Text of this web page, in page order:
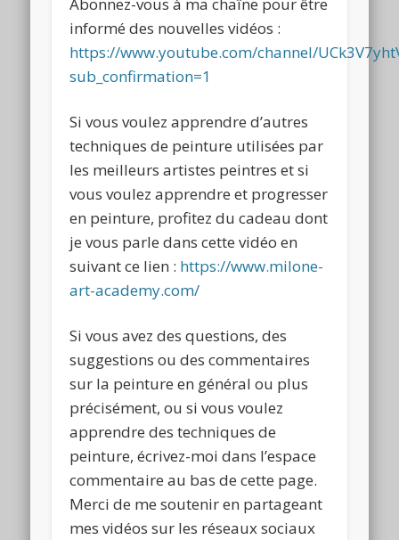
informé des nouvelles vidéos :
https://www.youtube.com/channel/
sub_confirmation=1
Si vous voulez apprendre d’autres
techniques de peinture utilisées par
les meilleurs artistes peintres et si
vous voulez apprendre et progresser
en peinture, profitez du cadeau dont
je vous parle dans cette vidéo en
suivant ce lien : https://www.milone-
art-academy.com/
Si vous avez des questions, des
suggestions ou des commentaires
sur la peinture en général ou plus
précisément, ou si vous voulez
apprendre des techniques de
peinture, écrivez-moi dans l’espace
commentaire au bas de cette page.
Merci de me soutenir en partageant
mes vidéos sur les réseaux sociaux